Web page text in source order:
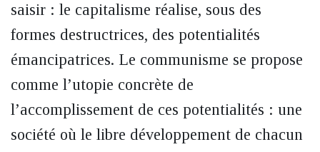
saisir : le capitalisme réalise, sous des
formes destructrices, des potentialités
émancipatrices. Le communisme se propose
comme l’utopie concrète de
l’accomplissement de ces potentialités : une
société où le libre développement de chacun